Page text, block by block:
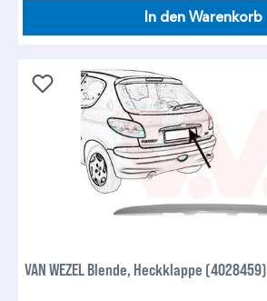
In den Warenkorb
VAN WEZEL Blende, Heckklappe (4028459)